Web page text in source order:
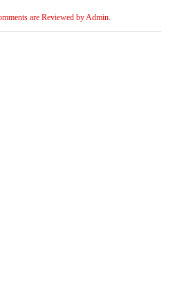
are Reviewed by Admin.